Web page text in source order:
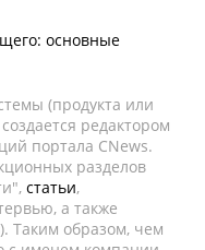
основные
(продукта или
редактором
портала CNews.
разделов
статьи,
а также
Таким образом, чем